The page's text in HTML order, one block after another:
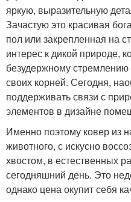
яркую, выразительную
Зачастую это красивая
пол или закрепленная на
интерес к дикой природе,
безудержному стремлению
своих корней. Сегодня,
поддерживать связи с
элементов в дизайне
Именно поэтому ковер из
животного, с искусно
хвостом, в естественных
сегодняшний день. Это
однако цена окупит себя